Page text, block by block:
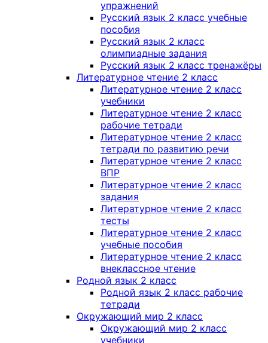
упражнений
Русский язык 2 класс учебные
пособия
Русский язык 2 класс
олимпиадные задания
Русский язык 2 класс тренажёры
Литературное чтение 2 класс
Литературное чтение 2 класс
учебники
Литературное чтение 2 класс
рабочие тетради
Литературное чтение 2 класс
тетради по развитию речи
Литературное чтение 2 класс
ВПР
Литературное чтение 2 класс
задания
Литературное чтение 2 класс
тесты
Литературное чтение 2 класс
учебные пособия
Литературное чтение 2 класс
внеклассное чтение
Родной язык 2 класс
Родной язык 2 класс рабочие
тетради
Окружающий мир 2 класс
Окружающий мир 2 класс
учебники